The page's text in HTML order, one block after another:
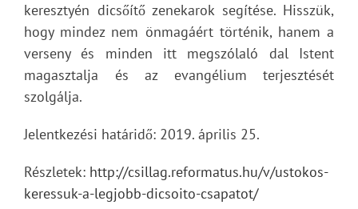
keresztyén dicsőítő zenekarok segítése. Hisszük,
hogy mindez nem önmagáért történik, hanem a
verseny és minden itt megszólaló dal Istent
magasztalja és az evangélium terjesztését
szolgálja.
Jelentkezési határidő: 2019. április 25.
Részletek: http://csillag.reformatus.hu/v/ustokos-
keressuk-a-legjobb-dicsoito-csapatot/